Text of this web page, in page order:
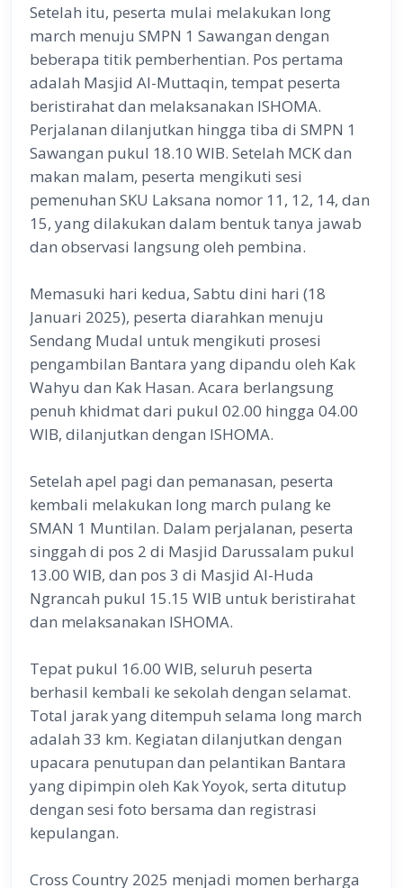
Setelah itu, peserta mulai melakukan long
march menuju SMPN 1 Sawangan dengan
beberapa titik pemberhentian. Pos pertama
adalah Masjid Al-Muttaqin, tempat peserta
beristirahat dan melaksanakan ISHOMA.
Perjalanan dilanjutkan hingga tiba di SMPN 1
Sawangan pukul 18.10 WIB. Setelah MCK dan
makan malam, peserta mengikuti sesi
pemenuhan SKU Laksana nomor 11, 12, 14, dan
15, yang dilakukan dalam bentuk tanya jawab
dan observasi langsung oleh pembina.
Memasuki hari kedua, Sabtu dini hari (18
Januari 2025), peserta diarahkan menuju
Sendang Mudal untuk mengikuti prosesi
pengambilan Bantara yang dipandu oleh Kak
Wahyu dan Kak Hasan. Acara berlangsung
penuh khidmat dari pukul 02.00 hingga 04.00
WIB, dilanjutkan dengan ISHOMA.
Setelah apel pagi dan pemanasan, peserta
kembali melakukan long march pulang ke
SMAN 1 Muntilan. Dalam perjalanan, peserta
singgah di pos 2 di Masjid Darussalam pukul
13.00 WIB, dan pos 3 di Masjid Al-Huda
Ngrancah pukul 15.15 WIB untuk beristirahat
dan melaksanakan ISHOMA.
Tepat pukul 16.00 WIB, seluruh peserta
berhasil kembali ke sekolah dengan selamat.
Total jarak yang ditempuh selama long march
adalah 33 km. Kegiatan dilanjutkan dengan
upacara penutupan dan pelantikan Bantara
yang dipimpin oleh Kak Yoyok, serta ditutup
dengan sesi foto bersama dan registrasi
kepulangan.
Cross Country 2025 menjadi momen berharga